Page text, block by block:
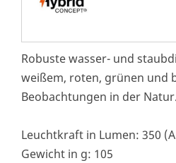
Robuste wasser- und
weißem, roten, grünen und
Beobachtungen in der
Leuchtkraft in Lumen: 350
Gewicht in g: 105